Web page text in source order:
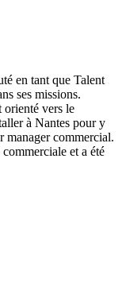
en tant que Talent
ses missions.
orienté vers le
à Nantes pour y
manager commercial.
et a été